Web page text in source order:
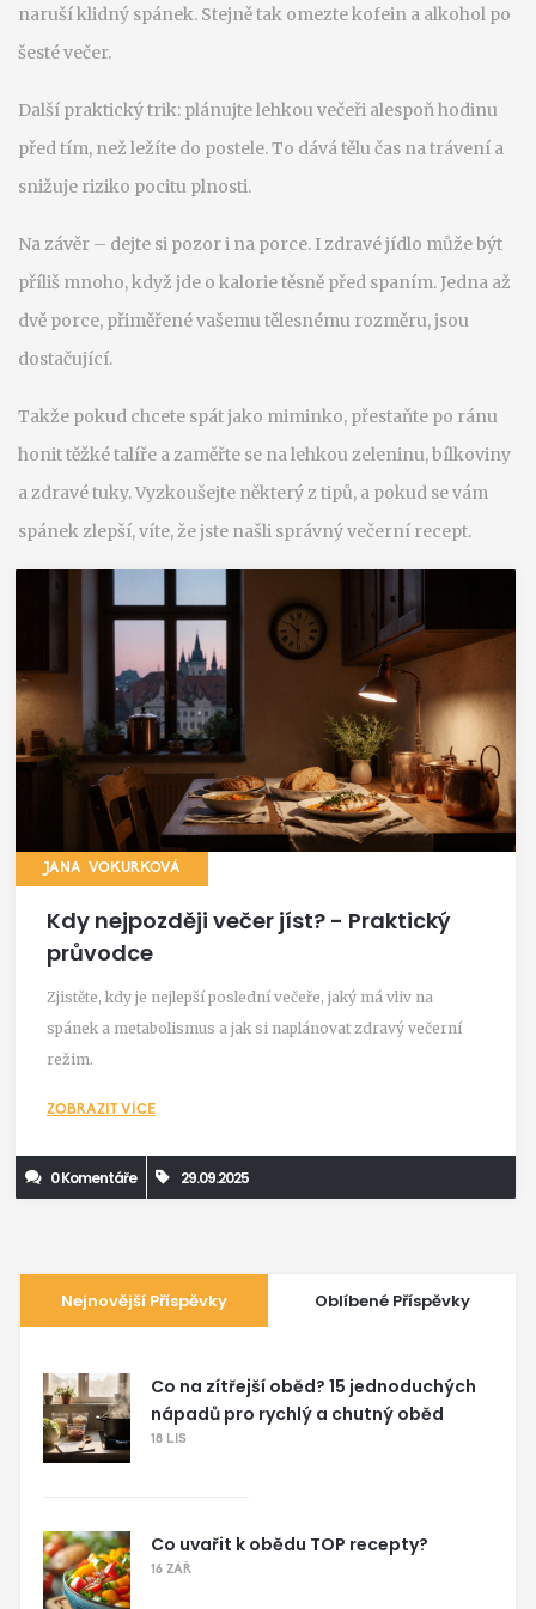
naruší klidný spánek. Stejně tak omezte kofein a alkohol po
šesté večer.
Další praktický trik: plánujte lehkou večeři alespoň hodinu
před tím, než ležíte do postele. To dává tělu čas na trávení a
snižuje riziko pocitu plnosti.
Na závěr – dejte si pozor i na porce. I zdravé jídlo může být
příliš mnoho, když jde o kalorie těsně před spaním. Jedna až
dvě porce, přiměřené vašemu tělesnému rozměru, jsou
dostačující.
Takže pokud chcete spát jako miminko, přestaňte po ránu
honit těžké talíře a zaměřte se na lehkou zeleninu, bílkoviny
a zdravé tuky. Vyzkoušejte některý z tipů, a pokud se vám
spánek zlepší, víte, že jste našli správný večerní recept.
JANA VOKURKOVÁ
Kdy nejpozději večer jíst? - Praktický
průvodce
Zjistěte, kdy je nejlepší poslední večeře, jaký má vliv na
spánek a metabolismus a jak si naplánovat zdravý večerní
režim.
ZOBRAZIT VÍCE
0 Komentáře 29.09.2025
Nejnovější Příspěvky Oblíbené Příspěvky
Co na zítřejší oběd? 15 jednoduchých
nápadů pro rychlý a chutný oběd
18 LIS
Co uvařit k obědu TOP recepty?
16 ZÁŘ